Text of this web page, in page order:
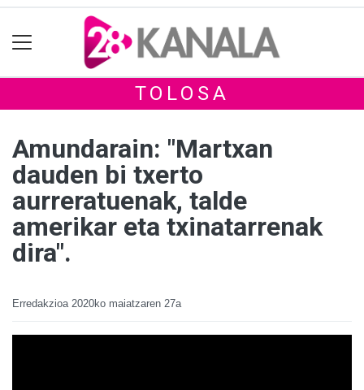
TOLOSA
Amundarain: "Martxan
dauden bi txerto
aurreratuenak, talde
amerikar eta txinatarrenak
dira".
Erredakzioa 2020ko maiatzaren 27a